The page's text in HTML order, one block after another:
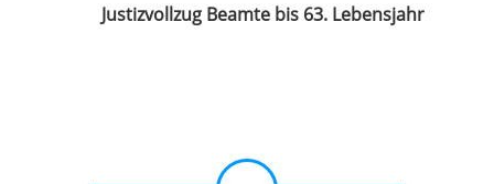
Justizvollzug Beamte bis 63. Lebensjahr